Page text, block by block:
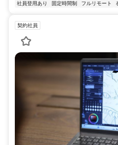
社員登用あり 固定時間制 フルリモート
契約社員